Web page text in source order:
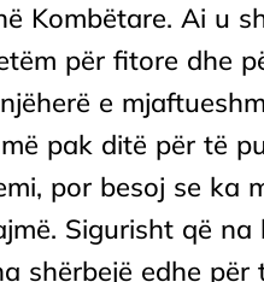
Kombëtare. Ai u
për fitore dhe
e
pak ditë për të
por besoj se ka
Sigurisht që
shërbejë edhe për